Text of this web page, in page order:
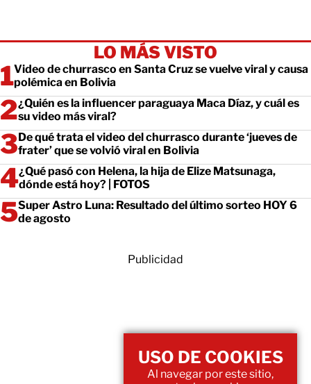
LO MÁS VISTO
Video de churrasco en Santa Cruz se vuelve viral y causa
polémica en Bolivia
¿Quién es la influencer paraguaya Maca Díaz, y cuál es
su video más viral?
De qué trata el video del churrasco durante ‘jueves de
frater’ que se volvió viral en Bolivia
¿Qué pasó con Helena, la hija de Elize Matsunaga,
dónde está hoy? | FOTOS
Super Astro Luna: Resultado del último sorteo HOY 6
de agosto
Publicidad
USO DE COOKIES
Al navegar por este sitio,